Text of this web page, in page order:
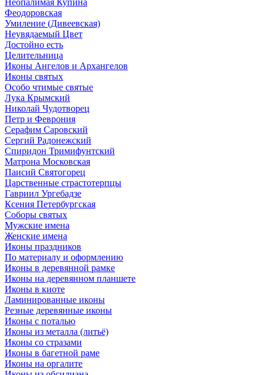
Неопалимая Купина
Феодоровская
Умиление (Дивеевская)
Неувядаемый Цвет
Достойно есть
Целительница
Иконы Ангелов и Архангелов
Иконы святых
Особо чтимые святые
Лука Крымский
Николай Чудотворец
Петр и Феврония
Серафим Саровский
Сергий Радонежский
Спиридон Тримифунтский
Матрона Московская
Паисий Святогорец
Царственные страстотерпцы
Гавриил Ургебадзе
Ксения Петербургская
Соборы святых
Мужские имена
Женские имена
Иконы праздников
По материалу и оформлению
Иконы в деревянной рамке
Иконы на деревянном планшете
Иконы в киоте
Ламинированные иконы
Резные деревянные иконы
Иконы с поталью
Иконы из металла (литьё)
Иконы со стразами
Иконы в багетной раме
Иконы на оргалите